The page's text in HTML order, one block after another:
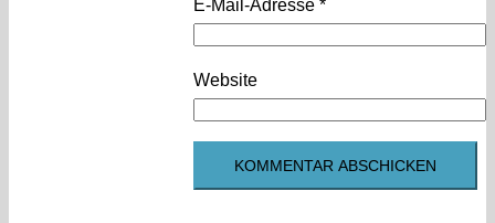
E-Mail-Adresse *
Website